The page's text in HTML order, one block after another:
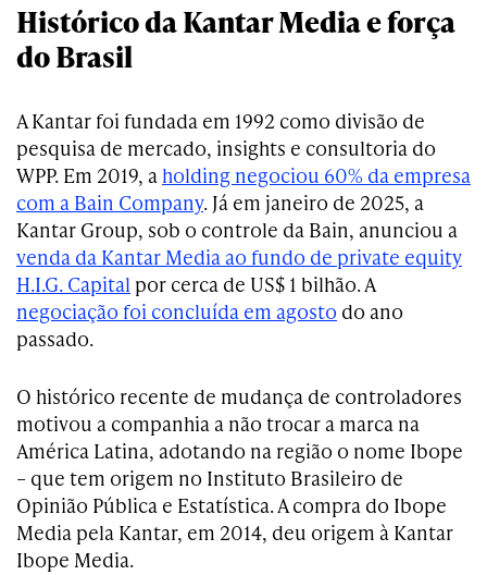
Histórico da Kantar Media e força
do Brasil
A Kantar foi fundada em 1992 como divisão de
pesquisa de mercado, insights e consultoria do
WPP. Em 2019, a holding negociou 60% da empresa
com a Bain Company. Já em janeiro de 2025, a
Kantar Group, sob o controle da Bain, anunciou a
venda da Kantar Media ao fundo de private equity
H.I.G. Capital por cerca de US$ 1 bilhão. A
negociação foi concluída em agosto do ano
passado.
O histórico recente de mudança de controladores
motivou a companhia a não trocar a marca na
América Latina, adotando na região o nome Ibope
– que tem origem no Instituto Brasileiro de
Opinião Pública e Estatística. A compra do Ibope
Media pela Kantar, em 2014, deu origem à Kantar
Ibope Media.